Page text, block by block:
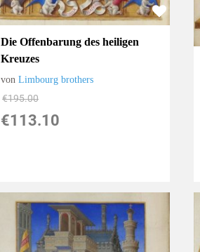
Die Offenbarung des heiligen
Kreuzes
vonLimbourg brothers
€195.00
€113.10